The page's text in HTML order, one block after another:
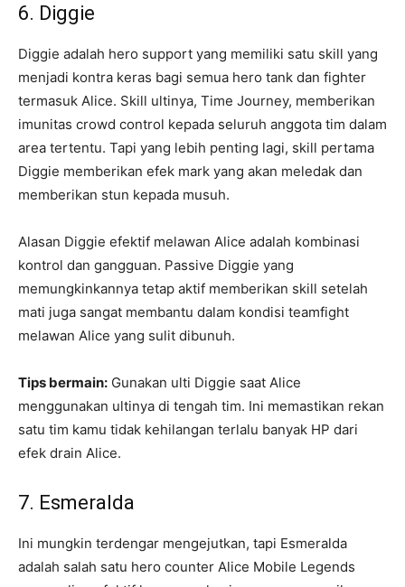
6. Diggie
Diggie adalah hero support yang memiliki satu skill yang
menjadi kontra keras bagi semua hero tank dan fighter
termasuk Alice. Skill ultinya, Time Journey, memberikan
imunitas crowd control kepada seluruh anggota tim dalam
area tertentu. Tapi yang lebih penting lagi, skill pertama
Diggie memberikan efek mark yang akan meledak dan
memberikan stun kepada musuh.
Alasan Diggie efektif melawan Alice adalah kombinasi
kontrol dan gangguan. Passive Diggie yang
memungkinkannya tetap aktif memberikan skill setelah
mati juga sangat membantu dalam kondisi teamfight
melawan Alice yang sulit dibunuh.
Tips bermain: Gunakan ulti Diggie saat Alice
menggunakan ultinya di tengah tim. Ini memastikan rekan
satu tim kamu tidak kehilangan terlalu banyak HP dari
efek drain Alice.
7. Esmeralda
Ini mungkin terdengar mengejutkan, tapi Esmeralda
adalah salah satu hero counter Alice Mobile Legends